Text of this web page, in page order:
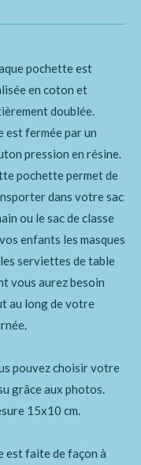
pochette est
en coton et
doublée.
est fermée par un
pression en résine.
pochette permet de
dans votre sac
ou le sac de classe
enfants les masques
serviettes de table
vous aurez besoin
au long de votre
pouvez choisir votre
grâce aux photos.
15x10 cm.
est faite de façon à